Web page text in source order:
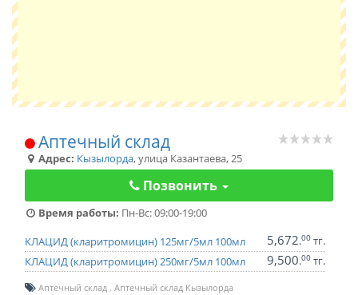
Аптечный склад
Адрес: Кызылорда,улица Казантаева, 25
Позвонить
Время работы: Пн-Вс: 09:00-19:00
КЛАЦИД (кларитромицин) 125мг/5мл 100мл
5,672.00 тг.
КЛАЦИД (кларитромицин) 250мг/5мл 100мл
9,500.00 тг.
Аптечный склад Аптечный склад Кызылорда